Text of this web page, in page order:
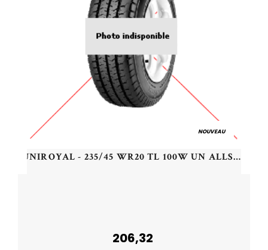
NOUVEAU
UNIROYAL - 235/45 WR20 TL 100W UN ALLSEASON EXPERT 3 XL - 2354520 - CBB
206,32